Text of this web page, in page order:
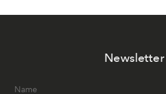
Newsletter